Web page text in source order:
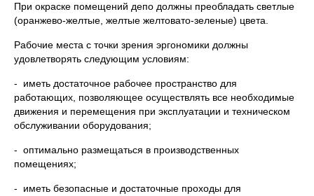
При окраске помещений депо должны преобладать светлые
(оранжево-желтые, желтые желтовато-зеленые) цвета.
Рабочие места с точки зрения эргономики должны
удовлетворять следующим условиям:
- иметь достаточное рабочее пространство для
работающих, позволяющее осуществлять все необходимые
движения и перемещения при эксплуатации и техническом
обслуживании оборудования;
- оптимально размещаться в производственных
помещениях;
- иметь безопасные и достаточные проходы для